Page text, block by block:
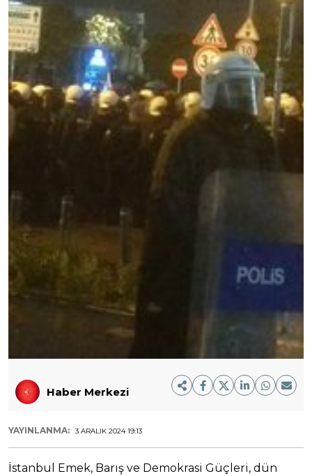
Haber Merkezi
YAYINLANMA: 3 ARALIK 2024 19:13
İstanbul Emek, Barış ve Demokrasi Güçleri, dün